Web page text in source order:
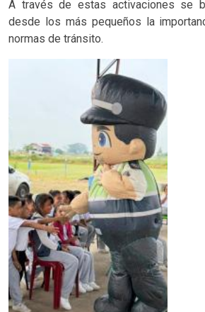
A través de estas activaciones se
desde los más pequeños la
normas de tránsito.